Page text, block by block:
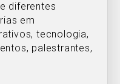
diferentes
em
tecnologia,
palestrantes,